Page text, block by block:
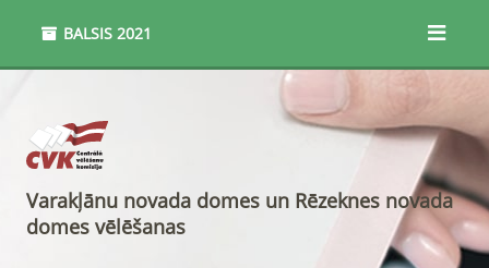
BALSIS 2021
Varakļānu novada domes un Rēzeknes novada
domes vēlēšanas